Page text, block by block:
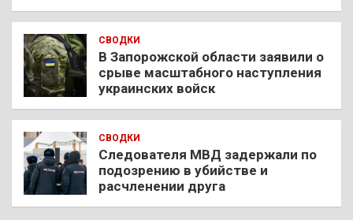
СВОДКИ
В Запорожской области заявили о
срыве масштабного наступления
украинских войск
СВОДКИ
Следователя МВД задержали по
подозрению в убийстве и
расчленении друга